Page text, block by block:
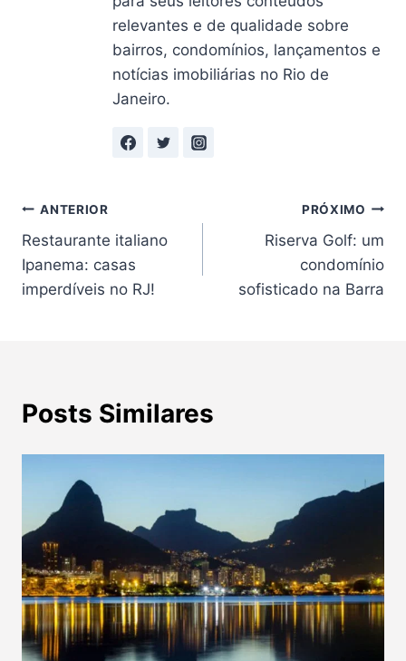
relevantes e de qualidade sobre
bairros, condomínios, lançamentos e
notícias imobiliárias no Rio de
Janeiro.
Navegação
de
Post
ANTERIOR
Restaurante italiano
Ipanema: casas
imperdíveis no RJ!
PRÓXIMO
Riserva Golf: um
condomínio
sofisticado na Barra
Posts Similares